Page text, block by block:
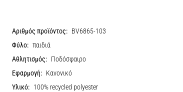
Αριθμός προϊόντος: BV6865-103
Φύλο: παιδιά
Αθλητισμός: Ποδόσφαιρο
Εφαρμογή: Κανονικό
Υλικό: 100% recycled polyester